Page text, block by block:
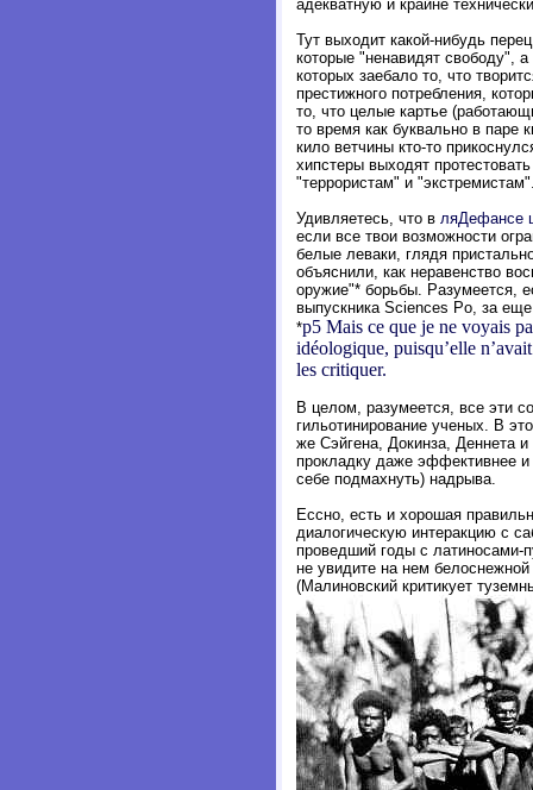
адекватную и крайне
Тут выходит какой-нибудь
которые "ненавидят свободу",
которых заебало то, что
престижного потребления,
то, что целые картье
то время как буквально в паре
кило ветчины кто-то
хипстеры выходят
"террористам" и
Удивляетесь, что в ляДефансе
если все твои возможности
белые леваки, глядя
объяснили, как неравенство
оружие"* борьбы. Разумеется,
выпускника Sciences Po, за еще
*p5 Mais ce que je ne voyais
idéologique, puisqu’elle
les critiquer.
В целом, разумеется, все эти
гильотинирование ученых. В
же Сэйгена, Докинза, Деннета
прокладку даже эффективнее и
себе подмахнуть) надрыва.
Ессно, есть и хорошая
диалогическую интеракцию с
проведший годы с
не увидите на нем
(Малиновский критикует